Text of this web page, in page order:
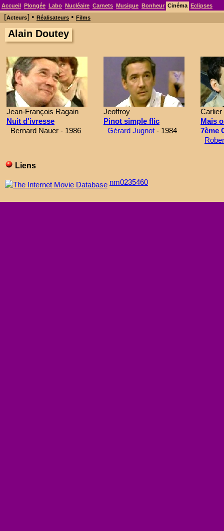
Accueil Plongée Labo Nucléaire Carnets Musique Bonheur Cinéma Eclipses
[Acteurs] • Réalisateurs • Films
Alain Doutey
Jean-François Ragain
Nuit d'ivresse
Bernard Nauer - 1986
Jeoffroy
Pinot simple flic
Gérard Jugnot - 1984
Carlier
Mais
7ème
Liens
nm0235460